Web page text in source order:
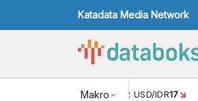
Katadata Media Network
Makro
NILAI TUKAR USD/IDR17